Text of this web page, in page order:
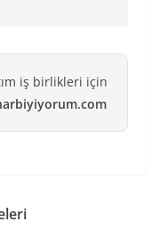
iş birlikleri için